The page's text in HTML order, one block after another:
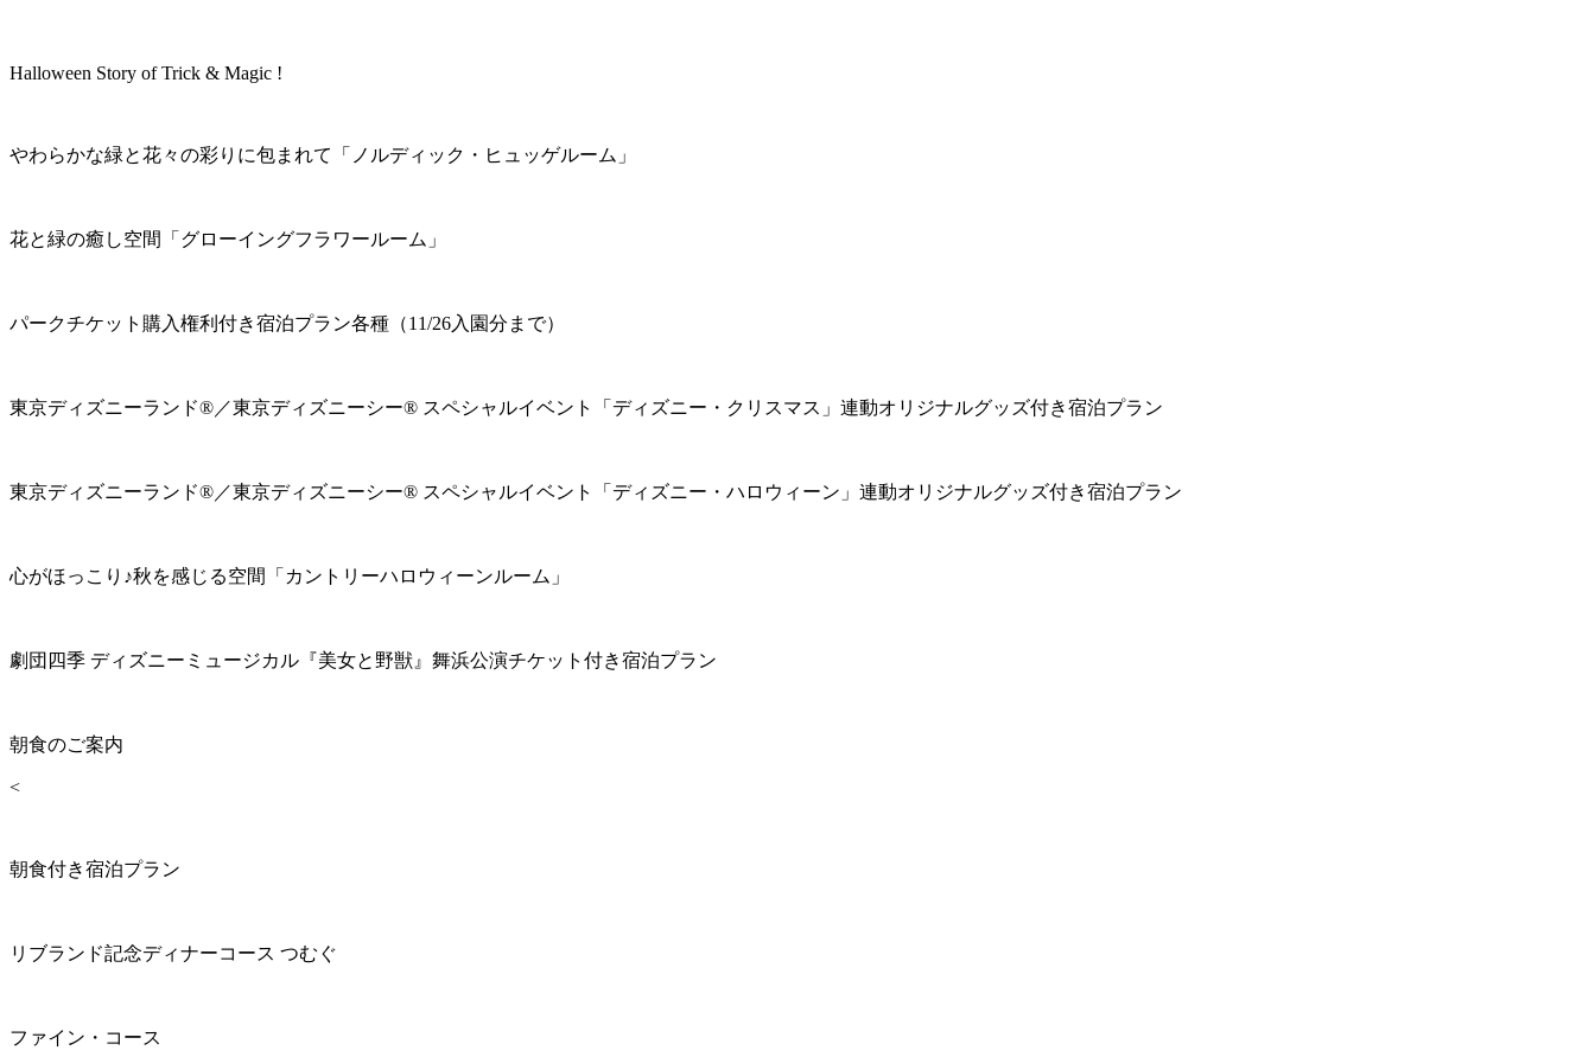
Halloween Story of Trick & Magic !
やわらかな緑と花々の彩りに包まれて「ノルディック・ヒュッゲルーム」
花と緑の癒し空間「グローイングフラワールーム」
パークチケット購入権利付き宿泊プラン各種（11/26入園分まで）
東京ディズニーランド®／東京ディズニーシー® スペシャルイベント「ディズニー・クリスマス」連動オリジナルグッズ付き宿泊プラン
東京ディズニーランド®／東京ディズニーシー® スペシャルイベント「ディズニー・ハロウィーン」連動オリジナルグッズ付き宿泊プラン
心がほっこり♪秋を感じる空間「カントリーハロウィーンルーム」
劇団四季 ディズニーミュージカル『美女と野獣』舞浜公演チケット付き宿泊プラン
朝食のご案内
<
朝食付き宿泊プラン
リブランド記念ディナーコース つむぐ
ファイン・コース